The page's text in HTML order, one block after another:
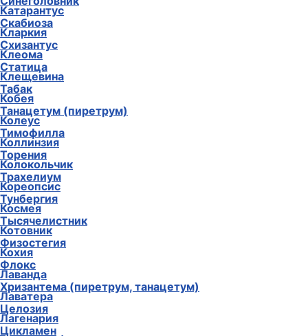
Скабиоза
Схизантус
Статица
Табак
Танацетум (пиретрум)
Тимофилла
Торения
Трахелиум
Тунбергия
Тысячелистник
Физостегия
Флокс
Хризантема (пиретрум, танацетум)
Целозия
Цикламен
Катарантус
Кларкия
Клеома
Клещевина
Кобея
Колеус
Коллинзия
Колокольчик
Кореопсис
Космея
Котовник
Кохия
Лаванда
Лаватера
Лагенария